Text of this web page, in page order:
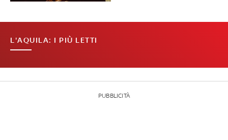
L'AQUILA: I PIÙ LETTI
PUBBLICITÀ